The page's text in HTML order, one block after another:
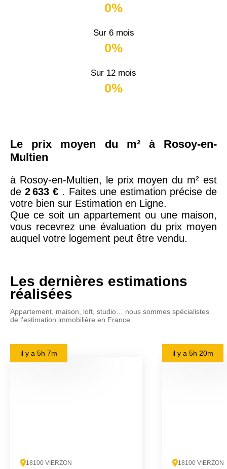
0%
Sur 6 mois
0%
Sur 12 mois
0%
Le prix moyen du m² à Rosoy-en-
Multien
à Rosoy-en-Multien, le prix moyen du m² est
de2 633 € . Faites une estimation précise de
votre bien sur Estimation en Ligne.
Que ce soit un appartement ou une maison,
vous recevrez une évaluation du prix moyen
auquel votre logement peut être vendu.
Les dernières estimations
réalisées
Appartement, maison, loft, studio… nous sommes spécialistes
de l'estimation immobilière en France.
il y a 5h 7m
18100 VIERZON
il y a 5h 20m
18100 VIERZON